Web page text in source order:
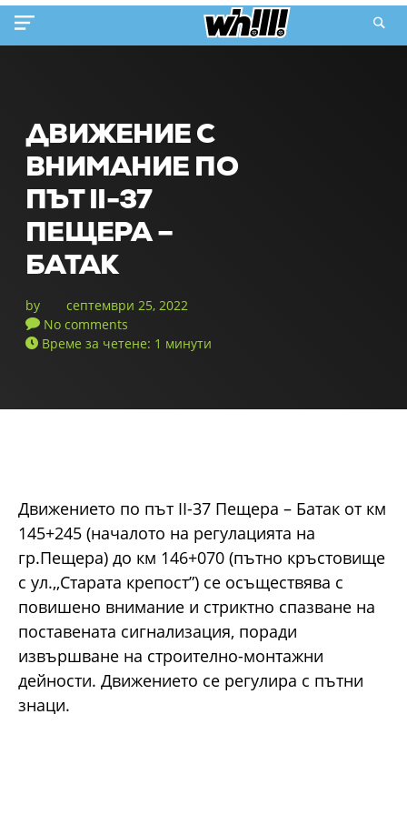
ДВИЖЕНИЕ С
ВНИМАНИЕ ПО
ПЪТ ІІ-37
ПЕЩЕРА –
БАТАК
by
септември 25, 2022
No comments
Време за четене: 1 минути
Движението по път ІІ-37 Пещера – Батак от км
145+245 (началото на регулацията на
гр.Пещера) до км 146+070 (пътно кръстовище
с ул.,,Старата крепост”) се осъществява с
повишено внимание и стриктно спазване на
поставената сигнализация, поради
извършване на строително-монтажни
дейности. Движението се регулира с пътни
знаци.